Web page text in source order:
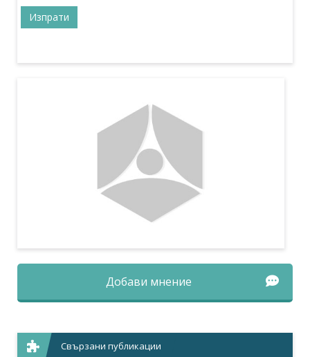
Добави мнение
Свързани публикации